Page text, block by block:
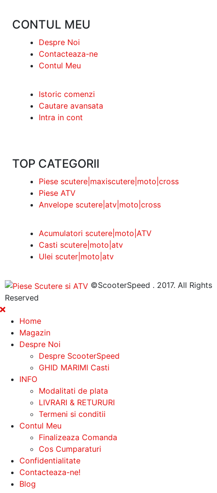
CONTUL MEU
Despre Noi
Contacteaza-ne
Contul Meu
Istoric comenzi
Cautare avansata
Intra in cont
TOP CATEGORII
Piese scutere|maxiscutere|moto|cross
Piese ATV
Anvelope scutere|atv|moto|cross
Acumulatori scutere|moto|ATV
Casti scutere|moto|atv
Ulei scuter|moto|atv
©ScooterSpeed . 2017. All Rights
Reserved
Home
Magazin
Despre Noi
Despre ScooterSpeed
GHID MARIMI Casti
INFO
Modalitati de plata
LIVRARI & RETURURI
Termeni si conditii
Contul Meu
Finalizeaza Comanda
Cos Cumparaturi
Confidentialitate
Contacteaza-ne!
Blog